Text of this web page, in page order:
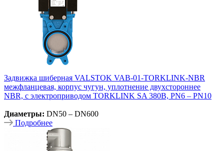
Задвижка шиберная VALSTOK VAB-01-TORKLINK-NBR
межфланцевая, корпус чугун, уплотнение двухстороннее
NBR, с электроприводом TORKLINK SA 380В, PN6 – PN10
Диаметры: DN50 – DN600
Подробнее